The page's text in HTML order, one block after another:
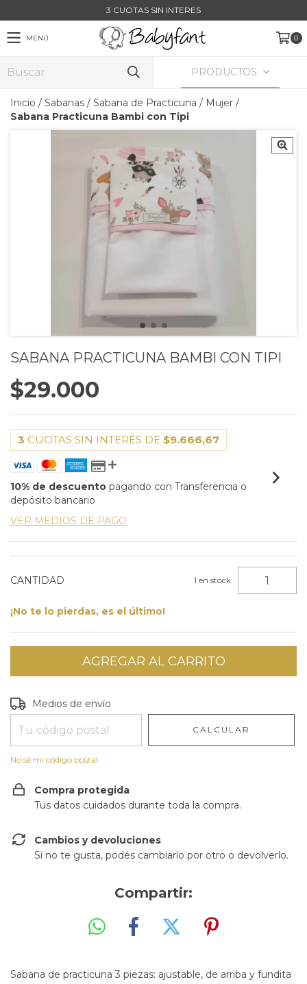
3 CUOTAS SIN INTERES
MENÚ 0
PRODUCTOS
Inicio / Sabanas / Sabana de Practicuna / Mujer /
Sabana Practicuna Bambi con Tipi
SABANA PRACTICUNA BAMBI CON TIPI
$29.000
3 CUOTAS SIN INTERÉS DE $9.666,67
10% de descuento pagando con Transferencia o
depósito bancario
VER MEDIOS DE PAGO
CANTIDAD 1 en stock
¡No te lo pierdas, es el último!
Entregas para el CP:
Medios de envío
CALCULAR
No sé mi código postal
Compra protegida
Tus datos cuidados durante toda la compra.
Cambios y devoluciones
Si no te gusta, podés cambiarlo por otro o devolverlo.
Compartir:
Sabana de practicuna 3 piezas: ajustable, de arriba y fundita